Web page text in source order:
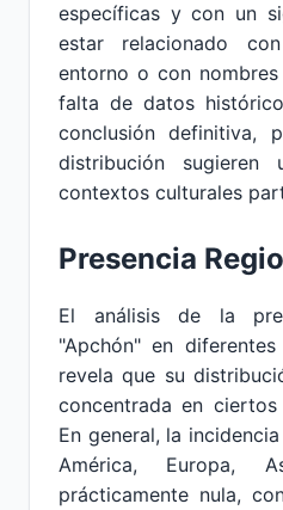
específicas y con un
estar relacionado
entorno o con
falta de datos
conclusión definitiva,
distribución
contextos culturales
Presencia
El análisis de la
"Apchón" en
revela que su
concentrada en
En general, la
América,
prácticamente nula,